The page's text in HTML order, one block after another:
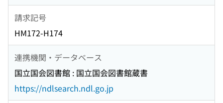
請求記号
HM172-H174
連携機関・データベース
国立国会図書館 : 国立国会図書館蔵書
https://ndlsearch.ndl.go.jp